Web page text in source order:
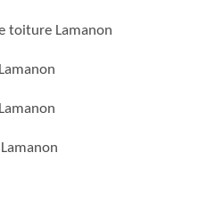
toiture Lamanon